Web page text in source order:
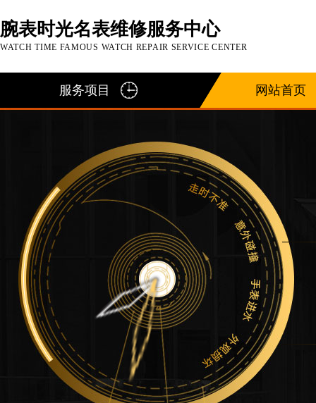
腕表时光名表维修服务中心
WATCH TIME FAMOUS WATCH REPAIR SERVICE CENTER
服务项目 网站首页
2026年7月腕表时光中国区售后服务网络优化升级
2026年7月腕表时光全国官方售后客户服务热线：
腕表时光官方全国统一服务热线400-188-5020，
2026年7月腕表时光售后服务中心最新网点地址：
北京市东城区东长安街1号东方广场写字楼W3座6